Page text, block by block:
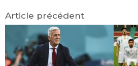
Article précédent